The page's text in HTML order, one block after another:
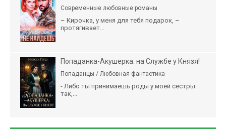
Современные любовные романы
– Кирочка, у меня для тебя подарок, –
протягивает...
Попаданка-Акушерка: на Службе у Князя!
Попаданцы / Любовная фантастика
- Либо ты принимаешь роды у моей сестры
так,...